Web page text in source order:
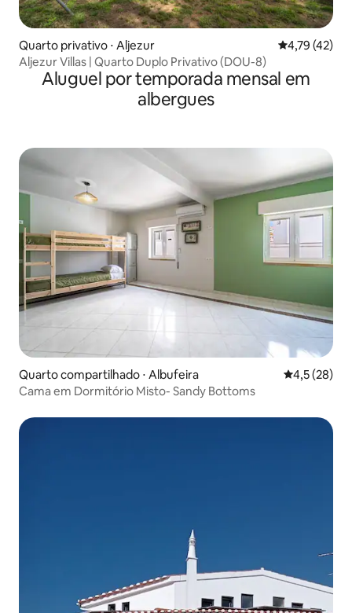
Quarto privativo ⋅ Aljezur 4,79 de uma
4,79 (42)
Aljezur Villas | Quarto Duplo Privativo (DOU-8)
Aluguel por temporada mensal em
albergues
Quarto compartilhado ⋅ Albufeira 4,5 de uma
4,5 (28)
Cama em Dormitório Misto- Sandy Bottoms